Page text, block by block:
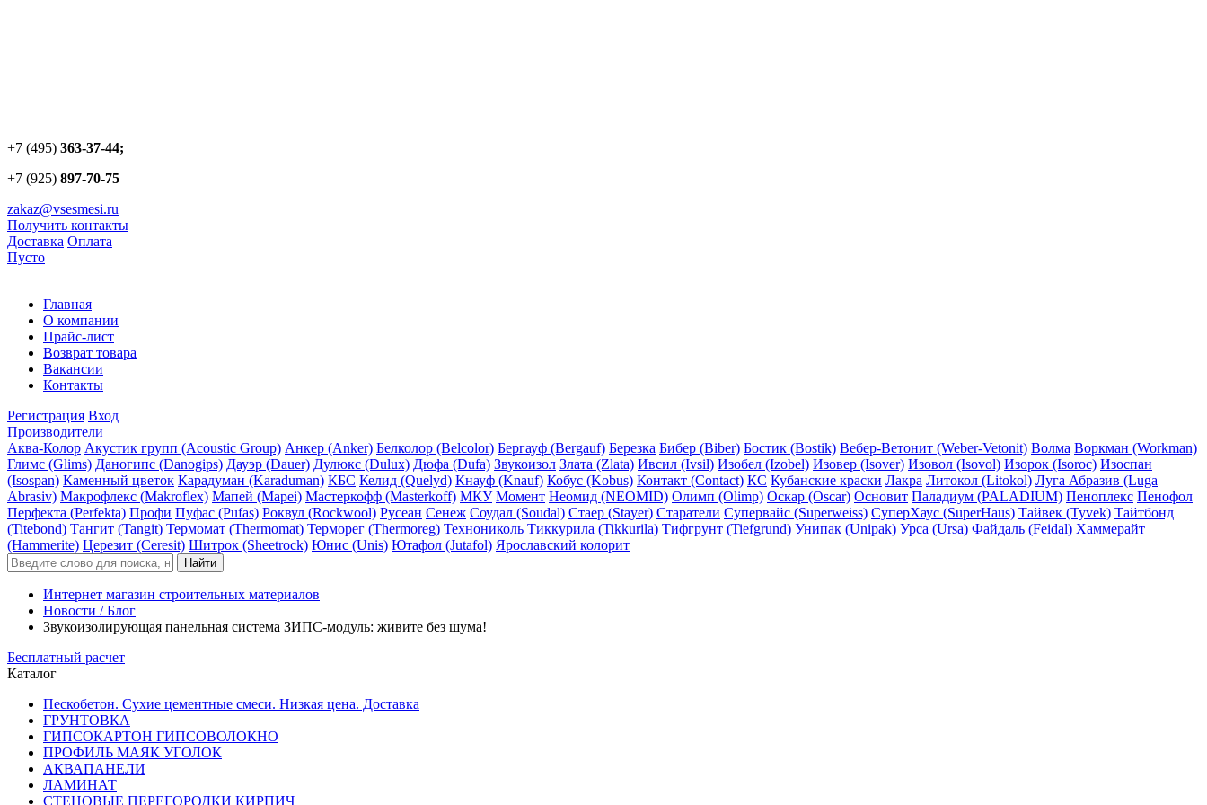
+7 (495) 363-37-44;
+7 (925) 897-70-75
zakaz@vsesmesi.ru
Получить контакты
Доставка Оплата
Пусто
Главная
О компании
Прайс-лист
Возврат товара
Вакансии
Контакты
Регистрация Вход
Производители
Аква-Колор Акустик групп (Acoustic Group) Анкер (Anker) Белколор (Belcolor) Бергауф (Bergauf) Березка Бибер (Biber) Бостик (Bostik) Вебер-Ветонит (Weber-Vetonit) Волма Воркман (Workman)
Глимс (Glims) Даногипс (Danogips) Дауэр (Dauer) Дулюкс (Dulux) Дюфа (Dufa) Звукоизол Злата (Zlata) Ивсил (Ivsil) Изобел (Izobel) Изовер (Isover) Изовол (Isovol) Изорок (Isoroc) Изоспан
(Isospan) Каменный цветок Карадуман (Karaduman) КБС Келид (Quelyd) Кнауф (Knauf) Кобус (Kobus) Контакт (Contact) КС Кубанские краски Лакра Литокол (Litokol) Луга Абразив (Luga
Abrasiv) Макрофлекс (Makroflex) Мапей (Mapei) Мастеркофф (Masterkoff) МКУ Момент Неомид (NEOMID) Олимп (Olimp) Оскар (Oscar) Основит Паладиум (PALADIUM) Пеноплекс Пенофол
Перфекта (Perfekta) Профи Пуфас (Pufas) Роквул (Rockwool) Русеан Сенеж Соудал (Soudal) Стаер (Stayer) Старатели Супервайс (Superweiss) СуперХаус (SuperHaus) Тайвек (Tyvek) Тайтбонд
(Titebond) Тангит (Tangit) Термомат (Thermomat) Терморег (Thermoreg) Технониколь Тиккурила (Tikkurila) Тифгрунт (Tiefgrund) Унипак (Unipak) Урса (Ursa) Файдаль (Feidal) Хаммерайт
(Hammerite) Церезит (Ceresit) Шитрок (Sheetrock) Юнис (Unis) Ютафол (Jutafol) Ярославский колорит
Интернет магазин строительных материалов
Новости / Блог
Звукоизолирующая панельная система ЗИПС-модуль: живите без шума!
Бесплатный расчет
Каталог
Пескобетон. Сухие цементные смеси. Низкая цена. Доставка
ГРУНТОВКА
ГИПСОКАРТОН ГИПСОВОЛОКНО
ПРОФИЛЬ МАЯК УГОЛОК
АКВАПАНЕЛИ
ЛАМИНАТ
СТЕНОВЫЕ ПЕРЕГОРОДКИ КИРПИЧ